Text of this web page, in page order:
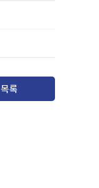
목록